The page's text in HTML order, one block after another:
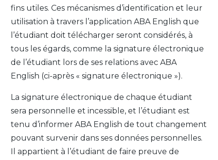
fins utiles. Ces mécanismes d’identification et leur
utilisation à travers l’application ABA English que
l’étudiant doit télécharger seront considérés, à
tous les égards, comme la signature électronique
de l’étudiant lors de ses relations avec ABA
English (ci-après « signature électronique »).
La signature électronique de chaque étudiant
sera personnelle et incessible, et l’étudiant est
tenu d’informer ABA English de tout changement
pouvant survenir dans ses données personnelles.
Il appartient à l’étudiant de faire preuve de